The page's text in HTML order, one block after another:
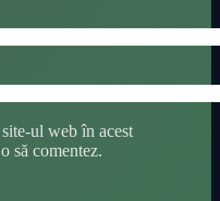
ul web în acest
să comentez.